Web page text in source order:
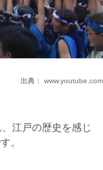
出典： www.youtube.com
江戸の歴史を感じ
。